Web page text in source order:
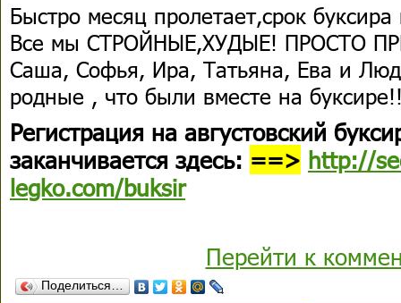
Быстро месяц пролетает,срок
Все мы СТРОЙНЫЕ,ХУДЫЕ! ПРОСТО
Саша, Софья, Ира, Татьяна, Ева и
родные , что были вместе на
Регистрация на августовский
заканчивается здесь: ==> http://
legko.com/buksir
Перейти к
Поделиться…